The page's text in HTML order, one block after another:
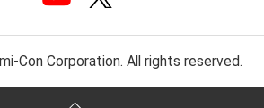
Con Corporation. All rights reserved.